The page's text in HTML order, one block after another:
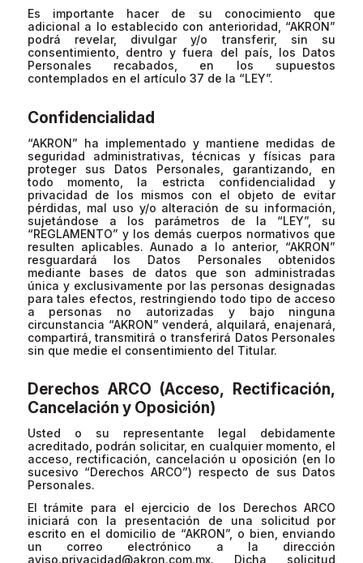
Es importante hacer de su conocimiento que
adicional a lo establecido con anterioridad, “AKRON”
podrá revelar, divulgar y/o transferir, sin su
consentimiento, dentro y fuera del país, los Datos
Personales recabados, en los supuestos
contemplados en el artículo 37 de la “LEY”.
Confidencialidad
“AKRON” ha implementado y mantiene medidas de
seguridad administrativas, técnicas y físicas para
proteger sus Datos Personales, garantizando, en
todo momento, la estricta confidencialidad y
privacidad de los mismos con el objeto de evitar
pérdidas, mal uso y/o alteración de su información,
sujetándose a los parámetros de la “LEY”, su
“REGLAMENTO” y los demás cuerpos normativos que
resulten aplicables. Aunado a lo anterior, “AKRON”
resguardará los Datos Personales obtenidos
mediante bases de datos que son administradas
única y exclusivamente por las personas designadas
para tales efectos, restringiendo todo tipo de acceso
a personas no autorizadas y bajo ninguna
circunstancia “AKRON” venderá, alquilará, enajenará,
compartirá, transmitirá o transferirá Datos Personales
sin que medie el consentimiento del Titular.
Derechos ARCO (Acceso, Rectificación,
Cancelación y Oposición)
Usted o su representante legal debidamente
acreditado, podrán solicitar, en cualquier momento, el
acceso, rectificación, cancelación u oposición (en lo
sucesivo “Derechos ARCO”) respecto de sus Datos
Personales.
El trámite para el ejercicio de los Derechos ARCO
iniciará con la presentación de una solicitud por
escrito en el domicilio de “AKRON”, o bien, enviando
un correo electrónico a la dirección
aviso.privacidad@akron.com.mx. Dicha solicitud